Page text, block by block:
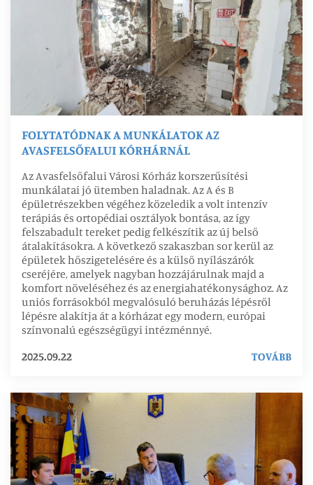
FOLYTATÓDNAK A MUNKÁLATOK AZ
AVASFELSŐFALUI KÓRHÁRNÁL
Az Avasfelsőfalui Városi Kórház korszerűsítési
munkálatai jó ütemben haladnak. Az A és B
épületrészekben végéhez közeledik a volt intenzív
terápiás és ortopédiai osztályok bontása, az így
felszabadult tereket pedig felkészítik az új belső
átalakításokra. A következő szakaszban sor kerül az
épületek hőszigetelésére és a külső nyílászárók
cseréjére, amelyek nagyban hozzájárulnak majd a
komfort növeléséhez és az energiahatékonysághoz. Az
uniós forrásokból megvalósuló beruházás lépésről
lépésre alakítja át a kórházat egy modern, európai
színvonalú egészségügyi intézménnyé.
2025.09.22
TOVÁBB